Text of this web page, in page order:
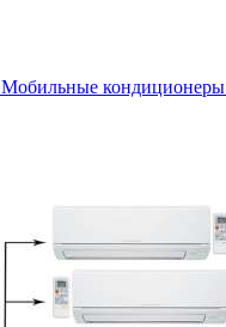
Мобильные кондиционеры